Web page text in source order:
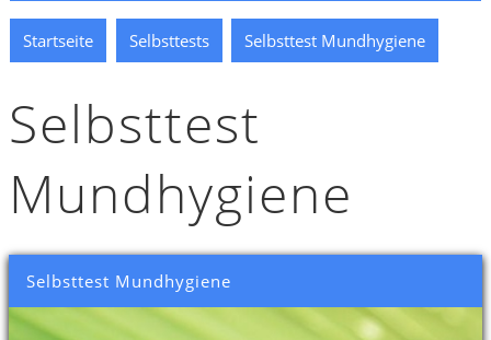
Startseite Selbsttests Selbsttest Mundhygiene
Selbsttest
Mundhygiene
Selbsttest Mundhygiene